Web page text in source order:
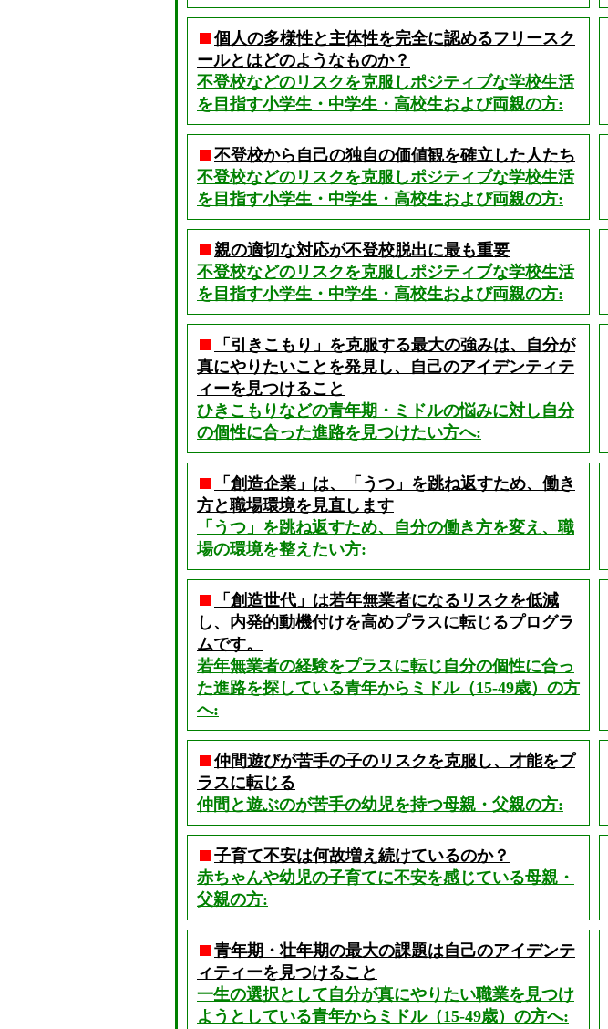
個人の多様性と主体性を完全に認めるフリースク
ールとはどのようなものか？
不登校などのリスクを克服しポジティブな学校生活
を目指す小学生・中学生・高校生および両親の方:
不登校から自己の独自の価値観を確立した人たち
不登校などのリスクを克服しポジティブな学校生活
を目指す小学生・中学生・高校生および両親の方:
親の適切な対応が不登校脱出に最も重要
不登校などのリスクを克服しポジティブな学校生活
を目指す小学生・中学生・高校生および両親の方:
「引きこもり」を克服する最大の強みは、自分が
真にやりたいことを発見し、自己のアイデンティテ
ィーを見つけること
ひきこもりなどの青年期・ミドルの悩みに対し自分
の個性に合った進路を見つけたい方へ:
「創造企業」は、「うつ」を跳ね返すため、働き
方と職場環境を見直します
「うつ」を跳ね返すため、自分の働き方を変え、職
場の環境を整えたい方:
「創造世代」は若年無業者になるリスクを低減
し、内発的動機付けを高めプラスに転じるプログラ
ムです。
若年無業者の経験をプラスに転じ自分の個性に合っ
た進路を探している青年からミドル（15-49歳）の方
へ:
仲間遊びが苦手の子のリスクを克服し、才能をプ
ラスに転じる
仲間と遊ぶのが苦手の幼児を持つ母親・父親の方:
子育て不安は何故増え続けているのか？
赤ちゃんや幼児の子育てに不安を感じている母親・
父親の方:
青年期・壮年期の最大の課題は自己のアイデンテ
ィティーを見つけること
一生の選択として自分が真にやりたい職業を見つけ
ようとしている青年からミドル（15-49歳）の方へ: